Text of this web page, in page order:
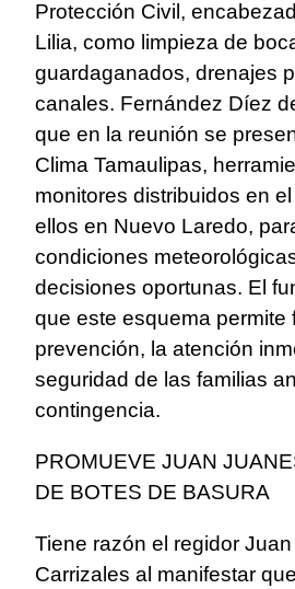
Protección Civil,
Lilia, como limpieza de
guardaganados, drenajes
canales. Fernández Díez
que en la reunión se
Clima Tamaulipas,
monitores distribuidos en
ellos en Nuevo Laredo,
condiciones
decisiones oportunas. El
que este esquema permite
prevención, la atención
seguridad de las familias
contingencia.
PROMUEVE JUAN
DE BOTES DE BASURA
Tiene razón el regidor
Carrizales al manifestar